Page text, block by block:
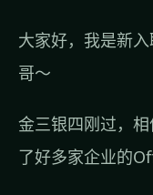
大家好，我是新
哥～
金三银四刚过，
了好多家企业的